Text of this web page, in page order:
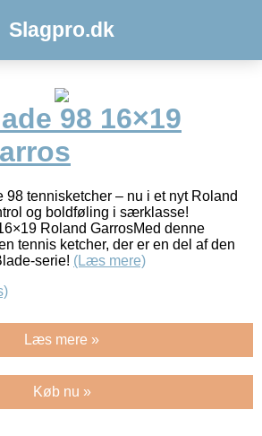
Slagpro.dk
98 16×19
98 tennisketcher – nu i et nyt Roland
og boldføling i særklasse!
Roland GarrosMed denne
tennis ketcher, der er en del af den
serie! (Læs mere)
Læs mere »
Køb nu »